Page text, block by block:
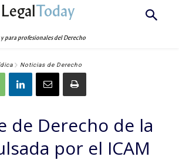
LegalToday
para profesionales del Derecho
Noticias de Derecho
de Derecho de la
por el ICAM